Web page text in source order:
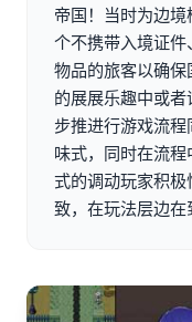
帝国！当时为边
个不携带入境证
物品的旅客以确
的展展乐趣中或
步推进行游戏流
味式，同时在流
式的调动玩家积
致，在玩法层边在